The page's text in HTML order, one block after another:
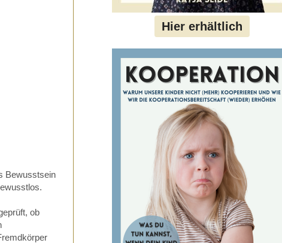
Bewusstsein
ob
Hier erhältlich